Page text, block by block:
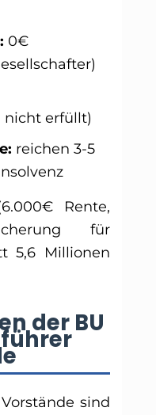
0€
nicht erfüllt)
reichen 3-5
Rente,
für
5,6 Millionen
der BU
sind